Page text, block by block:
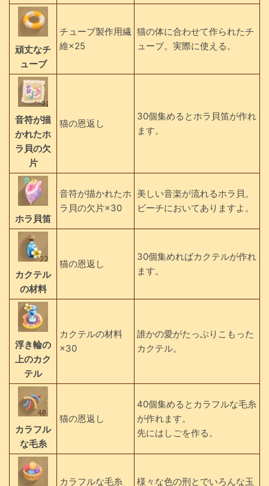
頑丈なチ
ューブ
チューブ製作用繊
維×25
猫の体に合わせて作られたチ
ューブ。実際に使える。
音符が描
かれたホ
ラ貝の欠
片
猫の恩返し
30個集めるとホラ貝笛が作れ
ます。
ホラ貝笛
音符が描かれたホ
ラ貝の欠片×30
美しい音楽が流れるホラ貝。
ビーチにおいてありますよ。
カクテル
の材料
猫の恩返し
30個集めればカクテルが作れ
ます。
浮き輪の
上のカク
テル
カクテルの材料
×30
誰かの愛がたっぷりこもった
カクテル。
カラフル
な毛糸
猫の恩返し
40個集めるとカラフルな毛糸
が作れます。
先にはしごを作る。
カラフルな毛糸
様々な色の刑とでいろんな玉